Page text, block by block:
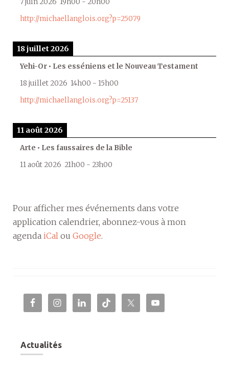
http://michaellanglois.org?p=25079
18 juillet 2026
Yehi-Or • Les esséniens et le Nouveau Testament
18 juillet 2026 14h00 - 15h00
http://michaellanglois.org?p=25137
11 août 2026
Arte • Les faussaires de la Bible
11 août 2026 21h00 - 23h00
Pour afficher mes événements dans votre
application calendrier, abonnez-vous à mon
agenda iCal ou Google.
Actualités